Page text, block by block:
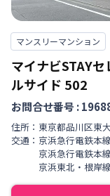
マンスリーマンション
マイナビSTAY
ルサイド 502
お問合せ番号 :
住所： 東京都品川区東
交通： 京浜急行電鉄本線
京浜急行電鉄本線
京浜東北・根岸線